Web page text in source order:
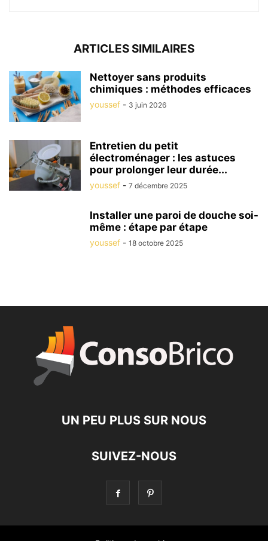
ARTICLES SIMILAIRES
Nettoyer sans produits
chimiques : méthodes efficaces
youssef - 3 juin 2026
Entretien du petit
électroménager : les astuces
pour prolonger leur durée...
youssef - 7 décembre 2025
Installer une paroi de douche soi-
même : étape par étape
youssef - 18 octobre 2025
UN PEU PLUS SUR NOUS
SUIVEZ-NOUS